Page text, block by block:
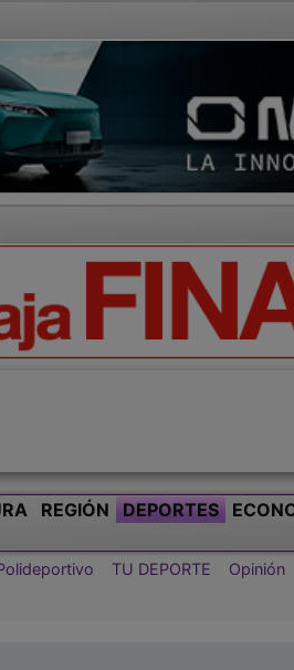
REGIÓN DEPORTES
TU DEPORTE Opinión